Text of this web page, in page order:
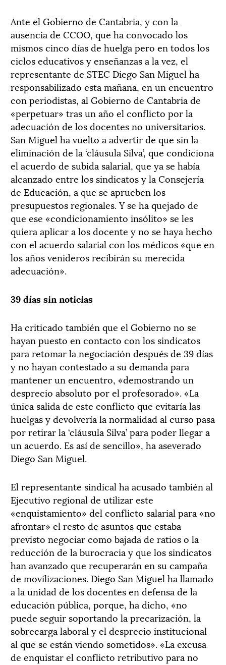
Ante el Gobierno de Cantabria, y con la
ausencia de CCOO, que ha convocado los
mismos cinco días de huelga pero en todos los
ciclos educativos y enseñanzas a la vez, el
representante de STEC Diego San Miguel ha
responsabilizado esta mañana, en un encuentro
con periodistas, al Gobierno de Cantabria de
«perpetuar» tras un año el conflicto por la
adecuación de los docentes no universitarios.
San Miguel ha vuelto a advertir de que sin la
eliminación de la ‘cláusula Silva’, que condiciona
el acuerdo de subida salarial, que ya se había
alcanzado entre los sindicatos y la Consejería
de Educación, a que se aprueben los
presupuestos regionales. Y se ha quejado de
que ese «condicionamiento insólito» se les
quiera aplicar a los docente y no se haya hecho
con el acuerdo salarial con los médicos «que en
los años venideros recibirán su merecida
adecuación».
39 días sin noticias
Ha criticado también que el Gobierno no se
hayan puesto en contacto con los sindicatos
para retomar la negociación después de 39 días
y no hayan contestado a su demanda para
mantener un encuentro, «demostrando un
desprecio absoluto por el profesorado». «La
única salida de este conflicto que evitaría las
huelgas y devolvería la normalidad al curso pasa
por retirar la ‘cláusula Silva’ para poder llegar a
un acuerdo. Es así de sencillo», ha aseverado
Diego San Miguel.
El representante sindical ha acusado también al
Ejecutivo regional de utilizar este
«enquistamiento» del conflicto salarial para «no
afrontar» el resto de asuntos que estaba
previsto negociar como bajada de ratios o la
reducción de la burocracia y que los sindicatos
han avanzado que recuperarán en su campaña
de movilizaciones. Diego San Miguel ha llamado
a la unidad de los docentes en defensa de la
educación pública, porque, ha dicho, «no
puede seguir soportando la precarización, la
sobrecarga laboral y el desprecio institucional
al que se están viendo sometidos». «La excusa
de enquistar el conflicto retributivo para no